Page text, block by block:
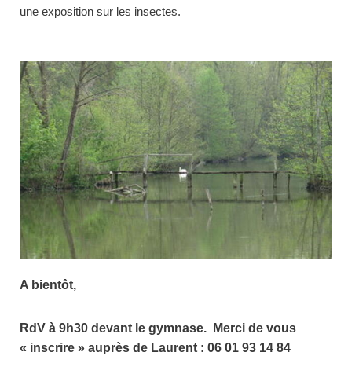
une exposition sur les insectes.
A bientôt,
RdV à 9h30 devant le gymnase. Merci de vous
« inscrire » auprès de Laurent : 06 01 93 14 84